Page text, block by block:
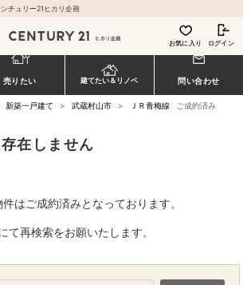
チュリー21ヒカリ企画
お気に入り ログイン
売りたい 建てたい＆リノベ 問い合わせ
新築一戸建て > 武蔵村山市 > ＪＲ青梅線 ご成約済み
在しません
はご成約済みとなっております。
て再検索をお願いたします。